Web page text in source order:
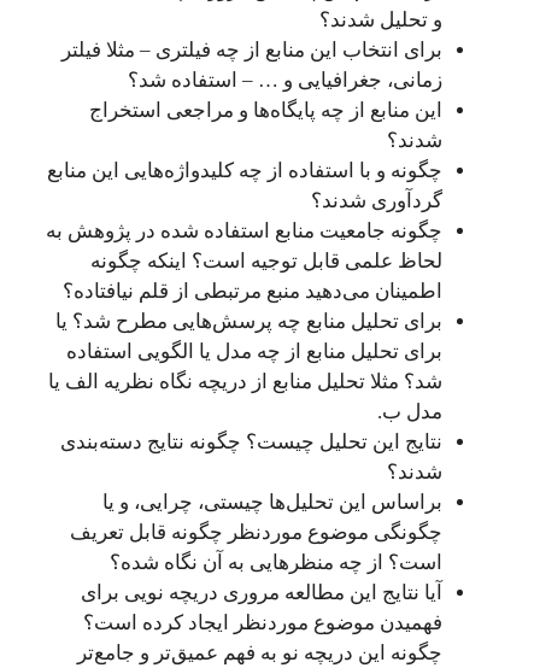
و تحلیل شدند؟
برای انتخاب این منابع از چه فیلتری – مثلا فیلتر
زمانی، جغرافیایی و … – استفاده شد؟
این منابع از چه پایگاه‌ها و مراجعی استخراج
شدند؟
چگونه و با استفاده از چه کلیدواژه‌هایی این منابع
گردآوری شدند؟
چگونه جامعیت منابع استفاده شده در پژوهش به
لحاظ علمی قابل توجیه است؟ اینکه چگونه
اطمینان می‌دهید منبع مرتبطی از قلم نیافتاده؟
برای تحلیل منابع چه پرسش‌هایی مطرح شد؟ یا
برای تحلیل منابع از چه مدل یا الگویی استفاده
شد؟ مثلا تحلیل منابع از دریچه نگاه نظریه الف یا
مدل ب.
نتایج این تحلیل چیست؟ چگونه نتایج دسته‌بندی
شدند؟
براساس این تحلیل‌ها چیستی، چرایی، و یا
چگونگی موضوع موردنظر چگونه قابل تعریف
است؟ از چه منظرهایی به آن نگاه شده؟
آیا نتایج این مطالعه مروری دریچه نویی برای
فهمیدن موضوع موردنظر ایجاد کرده است؟
چگونه این دریچه نو به فهم عمیق‌تر و جامع‌تر